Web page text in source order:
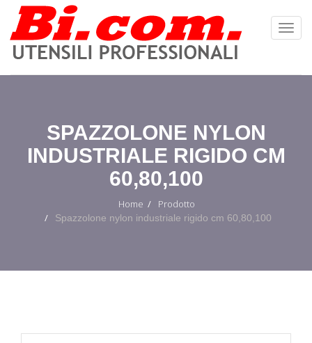
SPAZZOLONE NYLON
INDUSTRIALE RIGIDO CM
60,80,100
Home Prodotto
Spazzolone nylon industriale rigido cm 60,80,100